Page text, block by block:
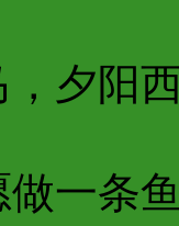
夕阳
一条